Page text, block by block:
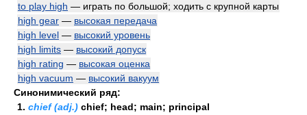
to play high — играть по большой; ходить с крупной карты
high gear — высокая передача
high level — высокий уровень
high limits — высокий допуск
high rating — высокая оценка
high vacuum — высокий вакуум
Синонимический ряд:
1. chief (adj.) chief; head; main; principal